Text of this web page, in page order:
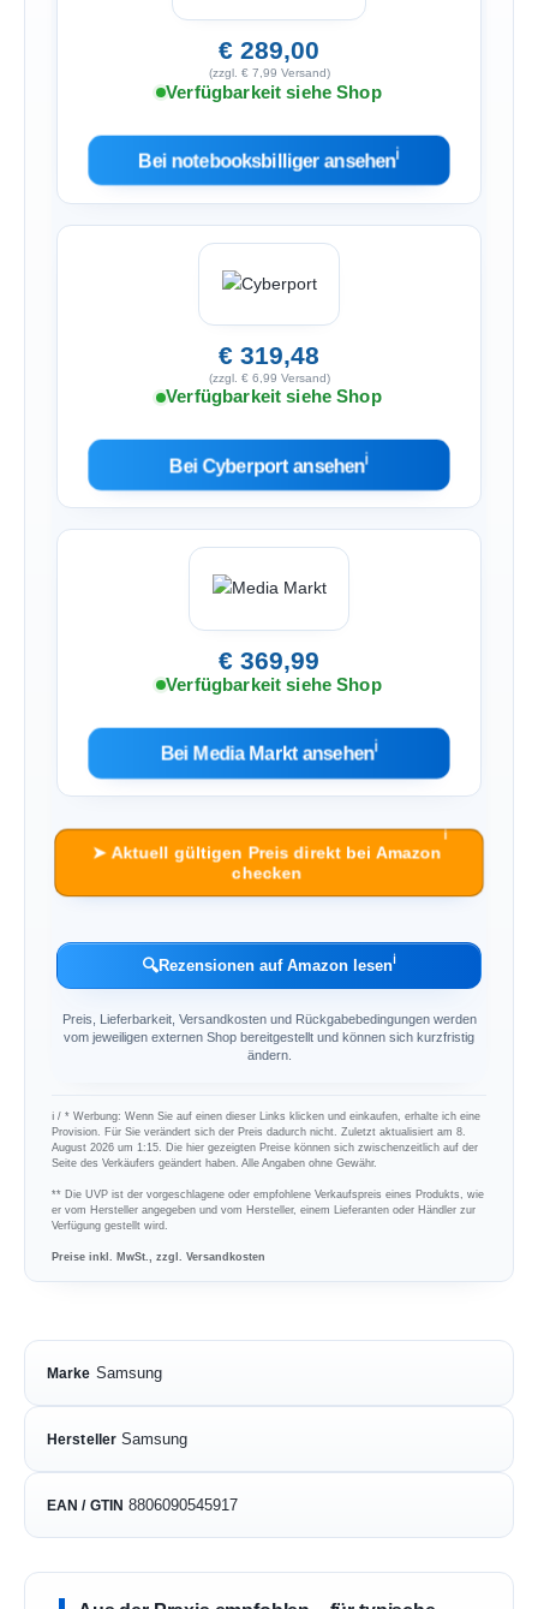
€ 289,00
(zzgl. € 7,99 Versand)
Verfügbarkeit siehe Shop
Bei notebooksbilliger ansehenℹ︎
€ 319,48
(zzgl. € 6,99 Versand)
Verfügbarkeit siehe Shop
Bei Cyberport ansehenℹ︎
€ 369,99
Verfügbarkeit siehe Shop
Bei Media Markt ansehenℹ︎
➤ Aktuell gültigen Preis direkt bei Amazon
checken
ℹ︎
🔍Rezensionen auf Amazon lesenℹ︎
Preis, Lieferbarkeit, Versandkosten und Rückgabebedingungen werden
vom jeweiligen externen Shop bereitgestellt und können sich kurzfristig
ändern.
ℹ︎ / * Werbung: Wenn Sie auf einen dieser Links klicken und einkaufen, erhalte ich eine
Provision. Für Sie verändert sich der Preis dadurch nicht. Zuletzt aktualisiert am 8.
August 2026 um 1:15. Die hier gezeigten Preise können sich zwischenzeitlich auf der
Seite des Verkäufers geändert haben. Alle Angaben ohne Gewähr.
** Die UVP ist der vorgeschlagene oder empfohlene Verkaufspreis eines Produkts, wie
er vom Hersteller angegeben und vom Hersteller, einem Lieferanten oder Händler zur
Verfügung gestellt wird.
Preise inkl. MwSt., zzgl. Versandkosten
Marke Samsung
Hersteller Samsung
EAN / GTIN 8806090545917